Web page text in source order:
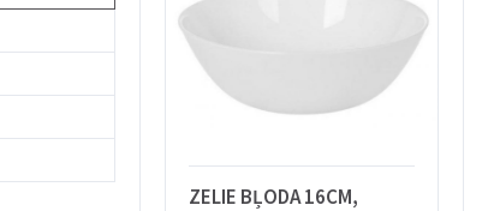
ZELIE BĻODA 16CM,